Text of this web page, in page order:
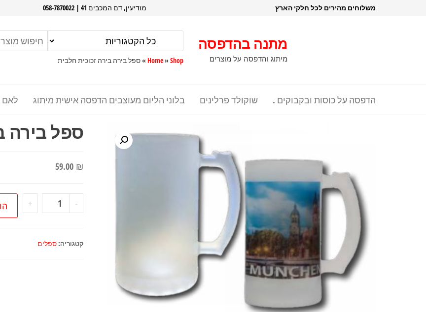
משלוחים מהירים לכל חלקי הארץ מודיעין, דם המכבים 41 | 058-7870022
מתנה בהדפסה
מיתוג והדפסה על מוצרים Home» Shop
»ספל בירה בירה זכוכית חלבית
לאם בלוני הליום מעוצבים הדפסה אישית מיתוג שוקולד פרלינים הדפסה על כוסות ובקבוקים .
ספל בירה
59.00 ₪
-
כמות
של
בירה
+
קטגוריה:ספלים